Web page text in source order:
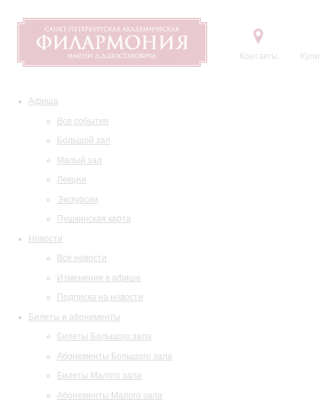
Контакты
Афиша
Все события
Большой зал
Малый зал
Лекции
Экскурсии
Пушкинская карта
Новости
Все новости
Изменения в афише
Подписка на новости
Билеты и абонементы
Билеты Большого зала
Абонементы Большого зала
Билеты Малого зала
Абонементы Малого зала